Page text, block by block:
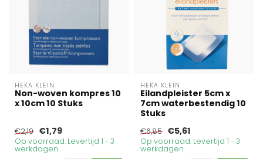
HEKA KLEIN
Non-woven kompres 10
x 10cm 10 Stuks
€2,19 €1,79
Op voorraad. Levertijd 1 - 3
werkdagen
HEKA KLEIN
Eilandpleister 5cm x
7cm waterbestendig 10
Stuks
€6,85 €5,61
Op voorraad. Levertijd 1 - 3
werkdagen